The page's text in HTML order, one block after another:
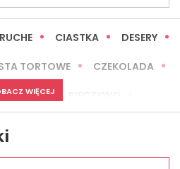
CIASTKA DESERY
TORTOWE CZEKOLADA
WYPIEKI
WIĘCEJ